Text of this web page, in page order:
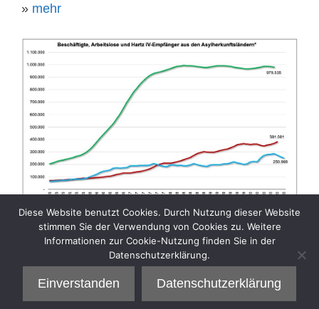
» mehr
Kategorien
Aktuelle Sozialpolitik
Diese Website benutzt Cookies. Durch Nutzung dieser Website
stimmen Sie der Verwendung von Cookies zu. Weitere
Informationen zur Cookie-Nutzung finden Sie in der
Datenschutzerklärung.
Einverstanden Datenschutzerklärung